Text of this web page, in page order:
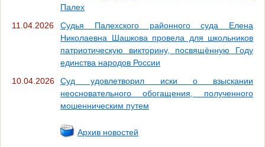
Палех
11.04.2026
Судья Палехского районного суда Елена
Николаевна Шашкова провела для школьников
патриотическую викторину, посвящённую Году
единства народов России
10.04.2026
Суд удовлетворил иски о взыскании
неосновательного обогащения, полученного
мошенническим путем
Архив новостей